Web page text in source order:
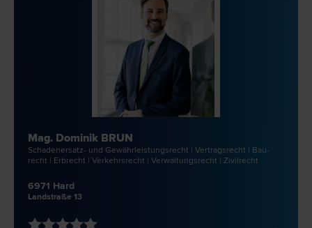
Mag. Dominik BRUN
Schadenersatz- und Gewährleistungs­recht | Vertrags­recht | Bau­
recht | Erb­recht | Verkehrs­recht | Verwaltungs­recht | Zivil­recht
6971 Hard
Landstraße 13